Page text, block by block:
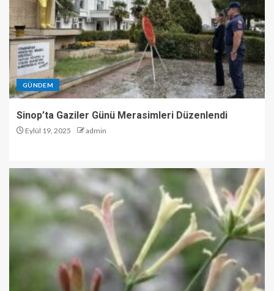
GÜNDEM
Sinop’ta Gaziler Günü Merasimleri Düzenlendi
Eylül 19, 2025 admin